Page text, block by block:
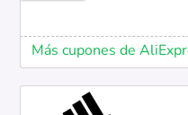
Más cupones de